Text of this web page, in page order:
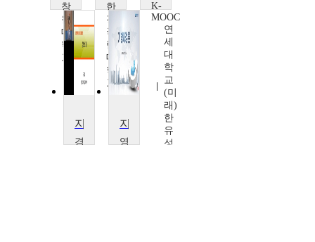
창
원
대
학
교
송
광
한
경
국
립
대
학
교
범
K-
MOOC
연
세
대
학
교
(미
래)
한
유
성
경
영